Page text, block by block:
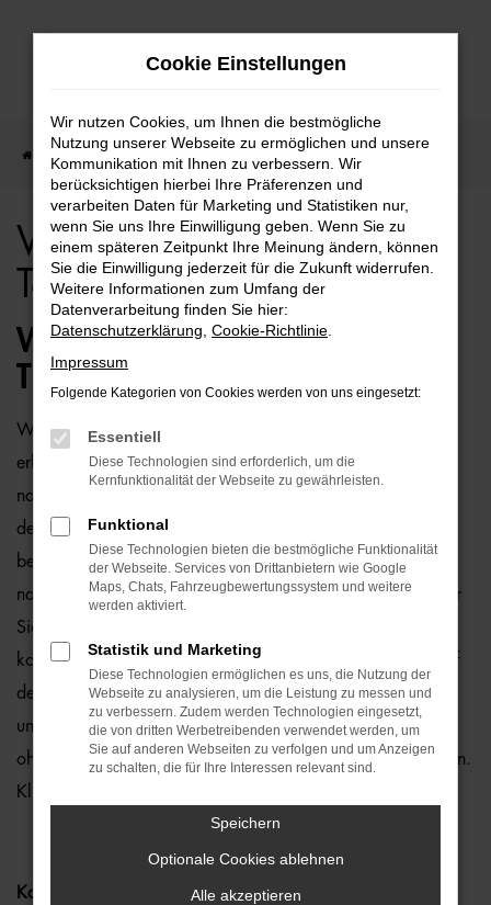
Zum
Startseite Bielefeld VW VW Tiguan für Bielefeld Top Angebote
VW Tiguan für Bielefeld
Top Angebote
WIE WÄRE ES MIT EINEM VW
TIGUAN FÜR BIELEFELD?
Wer zu uns und damit zur Auto-Familie Ostermaier kommt,
erhält viele Vorschläge rund um die Mobilität. Das gilt
natürlich auch für Bielefeld und Umgebung, wo wir gerne
den VW Tiguan empfehlen. Die Rede ist von einem rundum
bewährten und zuverlässigen Fahrzeug, das perfekt zu
nahezu jedem Anspruch in Bielefeld passt. Gerne lassen wir
Sie bei uns vor Ort einsteigen oder übernehmen die
komplette Beratung auf digitalem Weg. Der Vorteil liegt auf
der Hand, denn so erhalten Sie Ihren VW Tiguan frei Haus
und erfreuen sich an der direkten Lieferung nach Bielefeld
ohne für den Autokauf Ihre eigenen vier Wände zu verlassen.
Klingt gut? Dann kontaktieren Sie uns noch heute.
Kategorie
Cookie Einstellungen
Wir nutzen Cookies, um Ihnen die bestmögliche
Nutzung unserer Webseite zu ermöglichen und unsere
Kommunikation mit Ihnen zu verbessern. Wir
berücksichtigen hierbei Ihre Präferenzen und
verarbeiten Daten für Marketing und Statistiken nur,
wenn Sie uns Ihre Einwilligung geben. Wenn Sie zu
einem späteren Zeitpunkt Ihre Meinung ändern, können
Sie die Einwilligung jederzeit für die Zukunft widerrufen.
Weitere Informationen zum Umfang der
Datenverarbeitung finden Sie hier:
Datenschutzerklärung Cookie-Richtlinie
Impressum
Folgende Kategorien von Cookies werden von uns eingesetzt:
Essentiell
Diese Technologien sind erforderlich, um die
Kernfunktionalität der Webseite zu gewährleisten.
Funktional
Diese Technologien bieten die bestmögliche Funktionalität
der Webseite. Services von Drittanbietern wie Google
Maps, Chats, Fahrzeugbewertungssystem und weitere
werden aktiviert.
Statistik und Marketing
Diese Technologien ermöglichen es uns, die Nutzung der
Webseite zu analysieren, um die Leistung zu messen und
zu verbessern. Zudem werden Technologien eingesetzt,
die von dritten Werbetreibenden verwendet werden, um
Sie auf anderen Webseiten zu verfolgen und um Anzeigen
zu schalten, die für Ihre Interessen relevant sind.
Speichern
Optionale Cookies ablehnen
Alle akzeptieren